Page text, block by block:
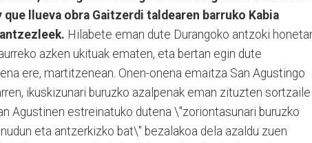
llueva obra Gaitzerdi taldearen barruko Kabia
Hilabete eman dute Durangoko antzoki
azken ukituak ematen, eta bertan egin dute
ere, martitzenean. Onen-onena emaitza San Agustingo
ikuskizunari buruzko azalpenak eman zituzten sortzaile
Agustinen estreinatuko dutena \"zoriontasunari buruzko
eta antzerkizko bat\" bezalakoa dela azaldu zuen